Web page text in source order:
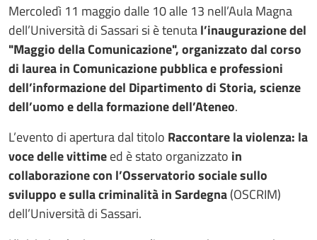
Mercoledì 11 maggio dalle 10 alle 13 nell’Aula Magna
dell’Università di Sassari si è tenutal’inaugurazione del
"Maggio della Comunicazione", organizzato dal corso
di laurea in Comunicazione pubblica e professioni
dell’informazione del Dipartimento di Storia, scienze
dell’uomo e della formazione dell’Ateneo.
L’evento di apertura dal titolo Raccontare la violenza: la
voce delle vittimeed è stato organizzato in
collaborazione con l’Osservatorio sociale sullo
sviluppo e sulla criminalità in Sardegna(OSCRIM)
dell’Università di Sassari.